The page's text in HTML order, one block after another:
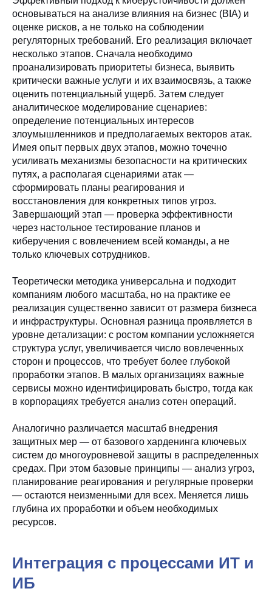
основываться на анализе влияния на бизнес (BIA) и
оценке рисков, а не только на соблюдении
регуляторных требований. Его реализация включает
несколько этапов. Сначала необходимо
проанализировать приоритеты бизнеса, выявить
критически важные услуги и их взаимосвязь, а также
оценить потенциальный ущерб. Затем следует
аналитическое моделирование сценариев:
определение потенциальных интересов
злоумышленников и предполагаемых векторов атак.
Имея опыт первых двух этапов, можно точечно
усиливать механизмы безопасности на критических
путях, а располагая сценариями атак —
сформировать планы реагирования и
восстановления для конкретных типов угроз.
Завершающий этап — проверка эффективности
через настольное тестирование планов и
киберучения с вовлечением всей команды, а не
только ключевых сотрудников.
Теоретически методика универсальна и подходит
компаниям любого масштаба, но на практике ее
реализация существенно зависит от размера бизнеса
и инфраструктуры. Основная разница проявляется в
уровне детализации: с ростом компании усложняется
структура услуг, увеличивается число вовлеченных
сторон и процессов, что требует более глубокой
проработки этапов. В малых организациях важные
сервисы можно идентифицировать быстро, тогда как
в корпорациях требуется анализ сотен операций.
Аналогично различается масштаб внедрения
защитных мер — от базового харденинга ключевых
систем до многоуровневой защиты в распределенных
средах. При этом базовые принципы — анализ угроз,
планирование реагирования и регулярные проверки
— остаются неизменными для всех. Меняется лишь
глубина их проработки и объем необходимых
ресурсов.
Интеграция с процессами ИТ и
ИБ